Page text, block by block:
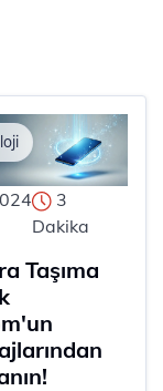
3
Dakika
Taşıma